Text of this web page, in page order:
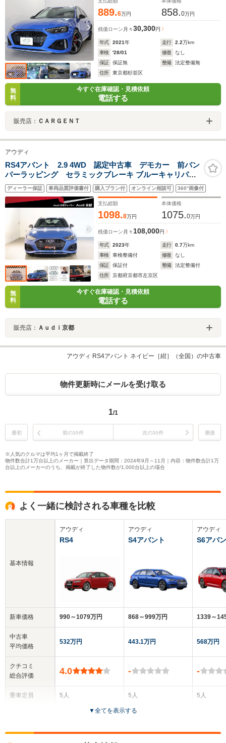
889.6万円 858.0万円
残価ローン 月々30,300円
年式 2021年 走行 2.2万km
車検
'28/01 修復
なし
保証
保証無 整備
法定整備無
住所
東京都杉並区
無
料
今すぐ在庫確認・見積依頼
電話する
販売店： ＣＡＲＧＥＮＴ
アウディ
RS4アバント 2.9 4WD 認定中古車 デモカー 前バン
パーラッピング セラミックブレーキ ブルーキャリパー
カーボンスタイリングPKG パノラマSR RSスポーツエキ
ゾースト TVチューナー ヘッドアップディスプレイ プラ
イバシーガラス
ディーラー保証 車両品質評価書付 購入プラン付 オンライン相談可 360°画像付
支払総額
1098.8万円
本体価格
1075.0万円
残価ローン 月々 108,000円
年式 2023年 走行 0.7万km
車検
車検整備付 修復
なし
保証
保証付 整備
法定整備付
住所
京都府京都市左京区
無
料
今すぐ在庫確認・見積依頼
電話する
販売店： Ａｕｄｉ京都
アウディ RS4アバント ネイビー［紺］（全国）の中古車
物件更新時にメールを受け取る
1/1
最初 前の30件 次の30件 最後
※人気のクルマは平均1ヶ月で掲載終了
物件数合計1万台以上のメーカー｜算出データ期間：2024年9月～11月｜内容：物件数合計1万
台以上のメーカーのうち、掲載が終了した物件数が1,000台以上の場合
よく一緒に検討される車種を比較
基本情報
新車価格
中古車
平均価格
クチコミ
総合評価
乗車定員
アウディ
RS4
990～1079万円
532万円
4.0
5人
アウディ
S4アバント
868～999万円
443.1万円
-
5人
5ドア
アウディ
S6アバ
1339～
568万円
-
5人
▼全てを表示する